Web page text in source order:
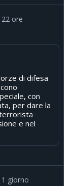
22 ore
di difesa
con
per dare la
e nel
1 giorno